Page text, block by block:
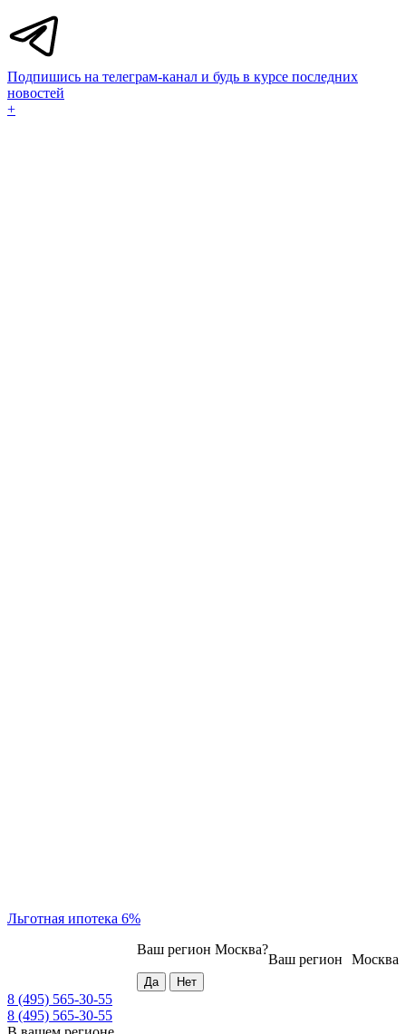
Подпишись на телеграм-канал и будь в курсе последних
новостей
+
Льготная ипотека 6%
Москва
Ваш регион
Ваш регион Москва?
8 (495) 565-30-55
8 (495) 565-30-55